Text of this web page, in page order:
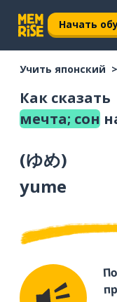
Начать
Учить японский
Как сказать
мечта; сон
(ゆめ)
yume